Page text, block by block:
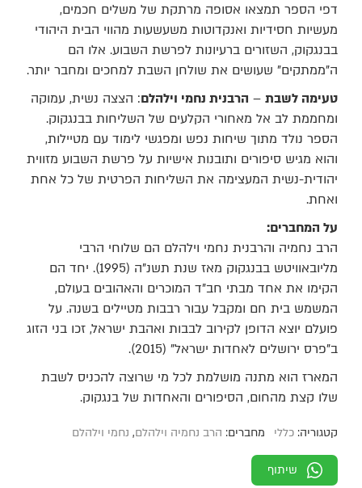
דפי הספר תמצאו אסופה מרתקת של משלים חכמים,
מעשיות חסידיות ואנקדוטות משעשעות מהווי הבית היהודי
בבנגקוק, השזורים ברעיונות לפרשת השבוע. אלו הם
ה"ממתקים" שעושים את שולחן השבת למחכים ומחבר יותר.
טעימה לשבת – הרבנית נחמי וילהלם: הצצה נשית, עמוקה
ומחממת לב אל מאחורי הקלעים של השליחות בבנגקוק.
הספר נולד מתוך שיחות נפש ומפגשי לימוד עם מטיילות,
והוא מגיש סיפורים ותובנות אישיות על פרשת השבוע מזווית
יהודית-נשית המעצימה את השליחות הפרטית של כל אחת
ואחת.
על המחברים:
הרב נחמיה והרבנית נחמי וילהלם הם שלוחי הרבי
מליובאוויטש בבנגקוק מאז שנת תשנ"ה (1995). יחד הם
הקימו את אחד מבתי חב"ד המוכרים והאהובים בעולם,
המשמש בית חם ומקבל עבור רבבות מטיילים בשנה. על
פועלם יוצא הדופן לקירוב לבבות ואהבת ישראל, זכו בני הזוג
ב"פרס ירושלים לאחדות ישראל" (2015).
המארז הוא מתנה מושלמת לכל מי שרוצה להכניס לשבת
שלו קצת מהחום, הסיפורים והאחדות של בנגקוק.
קטגוריה: כללי מחברים: הרב נחמיה וילהלם, נחמי וילהלם
שיתוף